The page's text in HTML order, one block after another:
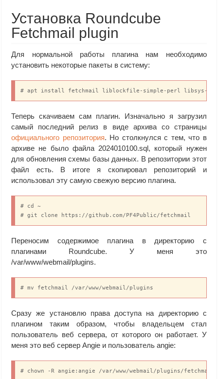
Установка Roundcube
Fetchmail plugin
Для нормальной работы плагина нам необходимо
установить некоторые пакеты в систему:
# apt install fetchmail liblockfile-simple-perl libsys-
Теперь скачиваем сам плагин. Изначально я загрузил
самый последний релиз в виде архива со страницы
официального репозитория. Но столкнулся с тем, что в
архиве не было файла 2024010100.sql, который нужен
для обновления схемы базы данных. В репозитории этот
файл есть. В итоге я скопировал репозиторий и
использовал эту самую свежую версию плагина.
# cd ~
# git clone https://github.com/PF4Public/fetchmail
Переносим содержимое плагина в директорию с
плагинами Roundcube. У меня это
/var/www/webmail/plugins.
# mv fetchmail /var/www/webmail/plugins
Сразу же установлю права доступа на директорию с
плагином таким образом, чтобы владельцем стал
пользователь веб сервера, от которого он работает. У
меня это веб сервер Angie и пользователь angie:
# chown -R angie:angie /var/www/webmail/plugins/fetchmail